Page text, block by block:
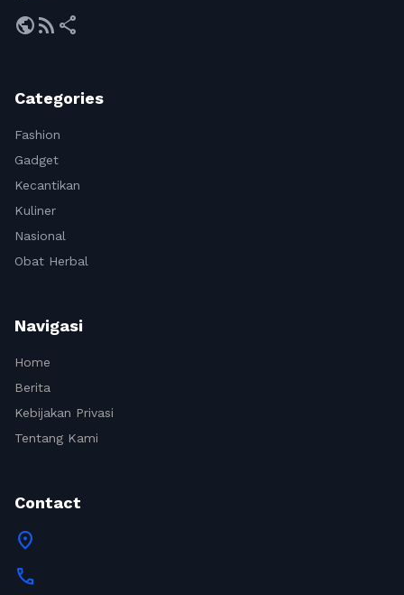
publicrss_feed share
Categories
Fashion
Gadget
Kecantikan
Kuliner
Nasional
Obat Herbal
Navigasi
Home
Berita
Kebijakan Privasi
Tentang Kami
Contact
location_on
call